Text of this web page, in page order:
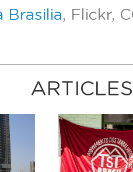
Brasilia, Flickr,